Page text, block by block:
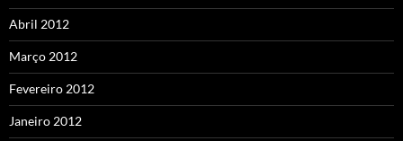
Abril 2012
Março 2012
Fevereiro 2012
Janeiro 2012